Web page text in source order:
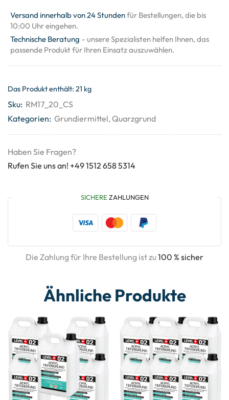
Versand innerhalb von 24 Stundenfür Bestellungen, die bis
10:00 Uhr eingehen.
Technische Beratung – unsere Spezialisten helfen Ihnen, das
passende Produkt für Ihren Einsatz auszuwählen.
Das Produkt enthält: 21 kg
Sku: RM17_20_CS
Kategorien: Grundiermittel, Quarzgrund
Haben Sie Fragen?
Rufen Sie uns an! +49 1512 658 5314
SICHERE ZAHLUNGEN
Die Zahlung für Ihre Bestellung ist zu100 % sicher
Ähnliche Produkte